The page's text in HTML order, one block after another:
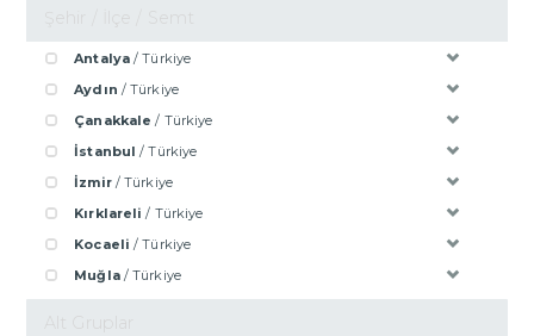
Şehir / İlçe / Semt
Antalya / Türkiye
Aydın / Türkiye
Çanakkale / Türkiye
İstanbul / Türkiye
İzmir/ Türkiye
Kırklareli / Türkiye
Kocaeli / Türkiye
Muğla/ Türkiye
Alt Gruplar